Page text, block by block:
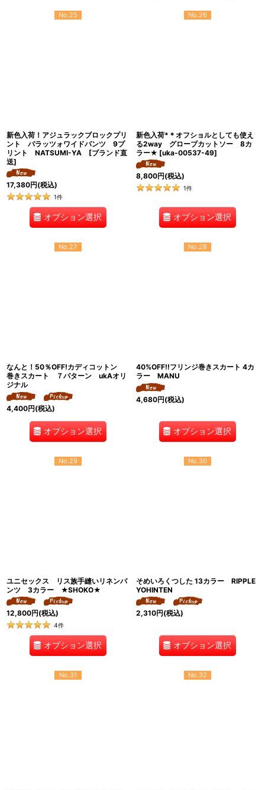
No.25
新色入荷！アジュラックブロックプリ
ント パラッツォワイドパンツ 9プ
リント NATSUMI-YA [ブランド直
送]
17,380円(税込)
1件
オプション選択
No.26
新色入荷*＊オフショルとしても使え
る2way グローブカットソー 8カ
ラー★ [uka-00537-49]
8,800円(税込)
1件
オプション選択
No.27
なんと！50％OFF!カディコットン
巻きスカート ７パターン ukAオリ
ジナル
4,400円(税込)
オプション選択
No.28
40%OFF!!フリンジ巻きスカート 4カ
ラー MANU
4,680円(税込)
オプション選択
No.29
ユニセックス リス族手縫いリネンパ
ンツ 3カラー ★SHOKO★
12,800円(税込)
4件
オプション選択
No.30
そめいろくつした 13カラー RIPPLE
YOHINTEN
2,310円(税込)
オプション選択
No.31 No.32